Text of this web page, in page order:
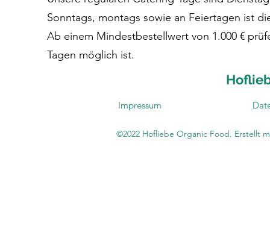
Sonntags, montags sowie an Feiertagen ist
Ab einem Mindestbestellwert von 1.000 €
Tagen möglich ist.
Impressum
©2022 Hofliebe Organic Food. Erstellt